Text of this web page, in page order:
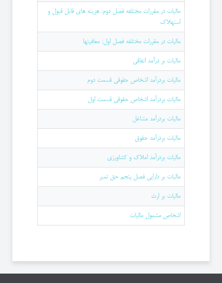
مالیات در مقررات مختلفه فصل دوم: هزینه های قابل قبول و
استهلاک
مالیات در مقررات مختلفه فصل اول: معافیتها
مالیات بر درآمد اتفاقی
مالیات بردرآمد اشخاص حقوقی قسمت دوم
مالیات بردرآمد اشخاص حقوقی قسمت اول
مالیات بردرآمد مشاغل
مالیات بردرآمد حقوق
مالیات بردرآمد املاک و کشاورزی
مالیات بر دارایی فصل پنجم حق تمبر
مالیات بر ارث
اشخاص مشمول مالیات